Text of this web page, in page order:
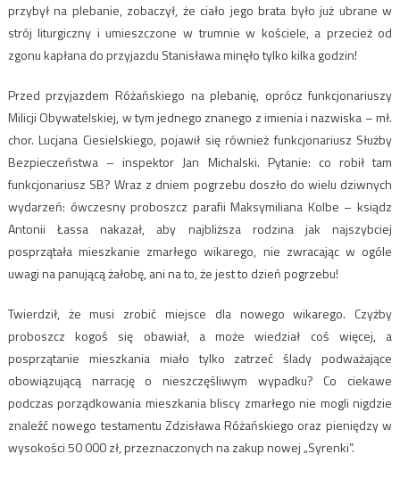
przybył na plebanie, zobaczył, że ciało jego brata było już ubrane w
strój liturgiczny i umieszczone w trumnie w kościele, a przecież od
zgonu kapłana do przyjazdu Stanisława minęło tylko kilka godzin!
Przed przyjazdem Różańskiego na plebanię, oprócz funkcjonariuszy
Milicji Obywatelskiej, w tym jednego znanego z imienia i nazwiska – mł.
chor. Lucjana Ciesielskiego, pojawił się również funkcjonariusz Służby
Bezpieczeństwa – inspektor Jan Michalski. Pytanie: co robił tam
funkcjonariusz SB? Wraz z dniem pogrzebu doszło do wielu dziwnych
wydarzeń: ówczesny proboszcz parafii Maksymiliana Kolbe – ksiądz
Antonii Łassa nakazał, aby najbliższa rodzina jak najszybciej
posprzątała mieszkanie zmarłego wikarego, nie zwracając w ogóle
uwagi na panującą żałobę, ani na to, że jest to dzień pogrzebu!
Twierdził, że musi zrobić miejsce dla nowego wikarego. Czyżby
proboszcz kogoś się obawiał, a może wiedział coś więcej, a
posprzątanie mieszkania miało tylko zatrzeć ślady podważające
obowiązującą narrację o nieszczęśliwym wypadku? Co ciekawe
podczas porządkowania mieszkania bliscy zmarłego nie mogli nigdzie
znaleźć nowego testamentu Zdzisława Różańskiego oraz pieniędzy w
wysokości 50 000 zł, przeznaczonych na zakup nowej „Syrenki”.